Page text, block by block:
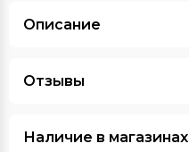
Описание
Отзывы
Наличие в магазинах